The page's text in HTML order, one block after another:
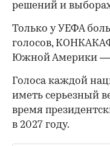
решений и
Только у УЕФА
голосов,
Южной Америки —
Голоса каждой
иметь серьезный
время
в 2027 году.